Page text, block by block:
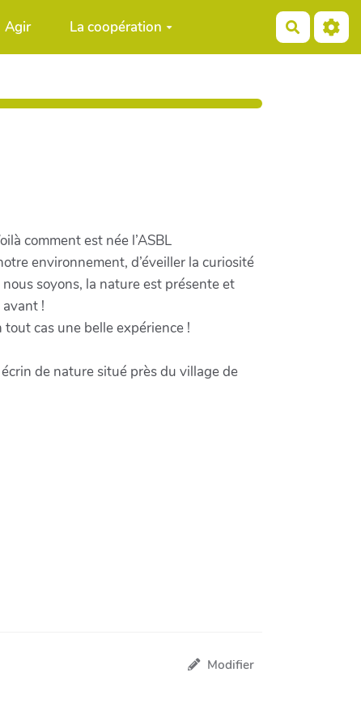
Agir La coopération
comment est née l’ASBL
environnement, d’éveiller la curiosité
soyons, la nature est présente et
!
cas une belle expérience !
de nature situé près du village de
Modifier